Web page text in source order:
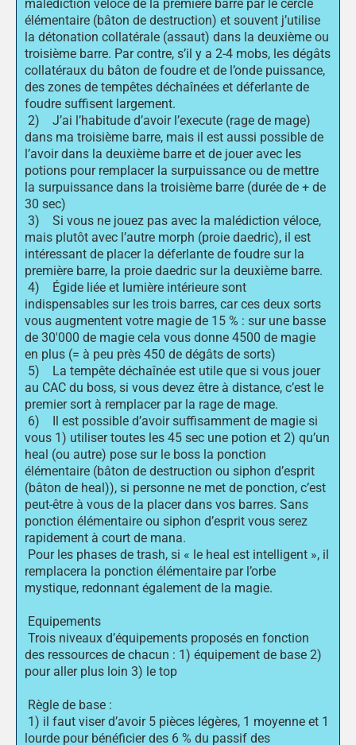
malédiction véloce de la première barre par le cercle
élémentaire (bâton de destruction) et souvent j’utilise
la détonation collatérale (assaut) dans la deuxième ou
troisième barre. Par contre, s’il y a 2-4 mobs, les dégâts
collatéraux du bâton de foudre et de l’onde puissance,
des zones de tempêtes déchaînées et déferlante de
foudre suffisent largement.
2) J’ai l’habitude d’avoir l’execute (rage de mage)
dans ma troisième barre, mais il est aussi possible de
l’avoir dans la deuxième barre et de jouer avec les
potions pour remplacer la surpuissance ou de mettre
la surpuissance dans la troisième barre (durée de + de
30 sec)
3) Si vous ne jouez pas avec la malédiction véloce,
mais plutôt avec l’autre morph (proie daedric), il est
intéressant de placer la déferlante de foudre sur la
première barre, la proie daedric sur la deuxième barre.
4) Égide liée et lumière intérieure sont
indispensables sur les trois barres, car ces deux sorts
vous augmentent votre magie de 15 % : sur une basse
de 30'000 de magie cela vous donne 4500 de magie
en plus (= à peu près 450 de dégâts de sorts)
5) La tempête déchaînée est utile que si vous jouer
au CAC du boss, si vous devez être à distance, c’est le
premier sort à remplacer par la rage de mage.
6) Il est possible d’avoir suffisamment de magie si
vous 1) utiliser toutes les 45 sec une potion et 2) qu’un
heal (ou autre) pose sur le boss la ponction
élémentaire (bâton de destruction ou siphon d’esprit
(bâton de heal)), si personne ne met de ponction, c’est
peut-être à vous de la placer dans vos barres. Sans
ponction élémentaire ou siphon d’esprit vous serez
rapidement à court de mana.
Pour les phases de trash, si « le heal est intelligent », il
remplacera la ponction élémentaire par l’orbe
mystique, redonnant également de la magie.
Equipements
Trois niveaux d’équipements proposés en fonction
des ressources de chacun : 1) équipement de base 2)
pour aller plus loin 3) le top
Règle de base :
1) il faut viser d’avoir 5 pièces légères, 1 moyenne et 1
lourde pour bénéficier des 6 % du passif des